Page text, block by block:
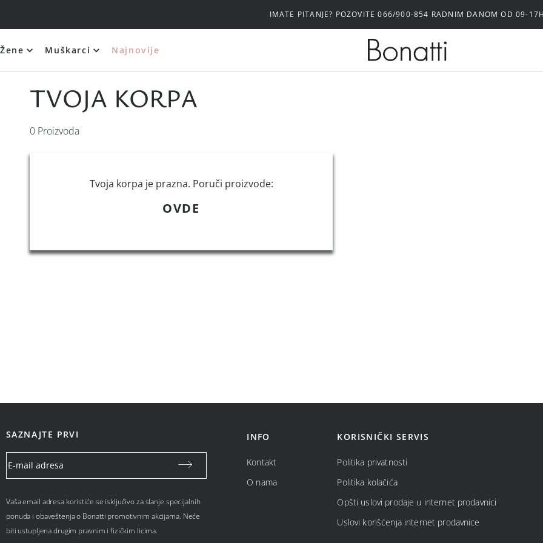
IMATE PITANJE? POZOVITE 066/900-854 RADNIM DANOM OD 09-17H
Žene Muškarci Najnovije
TVOJA KORPA
0 Proizvoda
Tvoja korpa je prazna. Poruči proizvode:
OVDE
SAZNAJTE PRVI
Vaša email adresa koristiće se isključivo za slanje specijalnih
ponuda i obaveštenja o Bonatti promotivnim akcijama. Neće
biti ustupljena drugim pravnim i fizičkim licima.
INFO
Kontakt
O nama
KORISNIČKI SERVIS
Politika privatnosti
Politika kolačića
Opšti uslovi prodaje u internet prodavnici
Uslovi korišćenja internet prodavnice